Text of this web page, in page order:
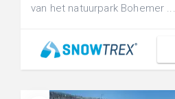
van het natuurpark Bohemer ...